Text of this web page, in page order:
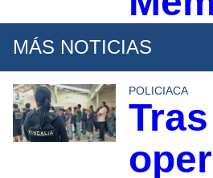
MÁS NOTICIAS
POLICIACA
Tras